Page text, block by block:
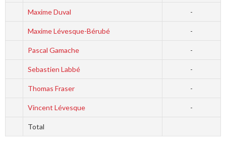
Maxime Duval -
Maxime Lévesque-Bérubé -
Pascal Gamache -
Sebastien Labbé -
Thomas Fraser -
Vincent Lévesque -
Total